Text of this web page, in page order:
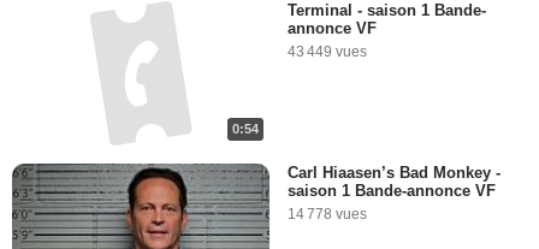
0:54
Terminal - saison 1 Bande-
annonce VF
43 449 vues
Carl Hiaasen’s Bad Monkey -
saison 1 Bande-annonce VF
14 778 vues